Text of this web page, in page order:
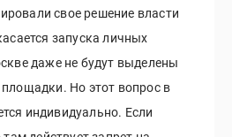
свое решение власти
запуска личных
даже не будут выделены
Но этот вопрос в
индивидуально. Если